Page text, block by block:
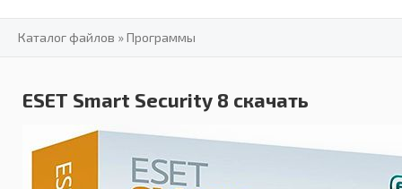
Каталог файлов »Программы
ESET Smart Security 8 скачать